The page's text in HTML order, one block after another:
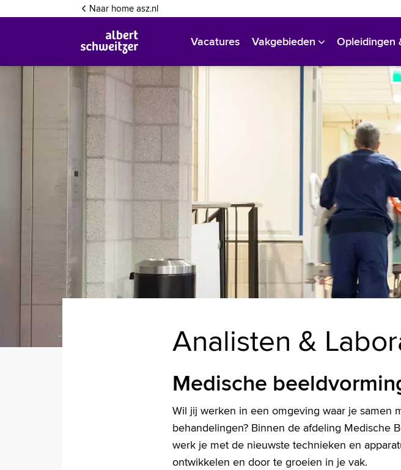
Naar home asz.nl
Vacatures Vakgebieden Opleidingen
Inloggen
Analisten &
Medische
Wil jij werken in een omgeving waar je samen
behandelingen? Binnen de afdeling Medische
werk je met de nieuwste technieken en
ontwikkelen en door te groeien in je vak.